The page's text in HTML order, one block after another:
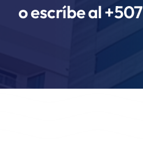
o escríbe al +507